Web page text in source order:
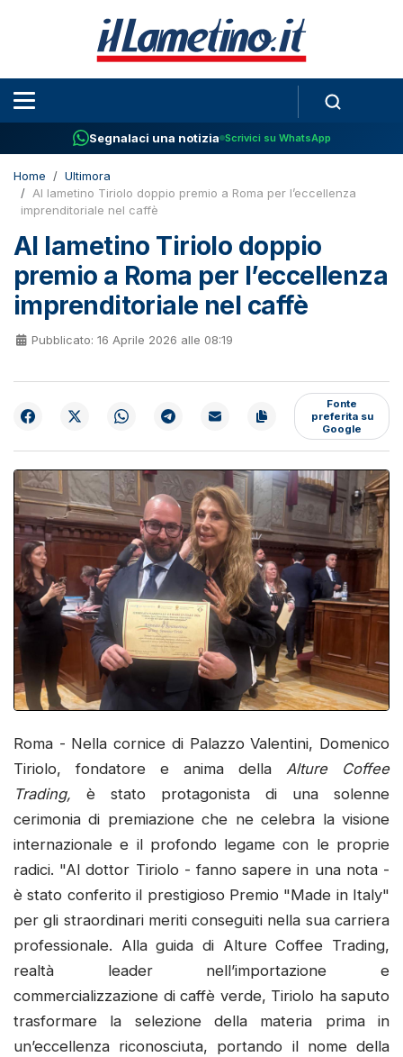
Segnalaci una notizia Scrivici su WhatsApp
Home
Ultimora
Al lametino Tiriolo doppio premio a Roma per l’eccellenza
imprenditoriale nel caffè
Al lametino Tiriolo doppio
premio a Roma per l’eccellenza
imprenditoriale nel caffè
Pubblicato: 16 Aprile 2026 alle 08:19
Fonte
preferita su
Google
Roma - Nella cornice di Palazzo Valentini, Domenico
Tiriolo, fondatore e anima della Alture Coffee
Trading, è stato protagonista di una solenne
cerimonia di premiazione che ne celebra la visione
internazionale e il profondo legame con le proprie
radici. "Al dottor Tiriolo - fanno sapere in una nota -
è stato conferito il prestigioso Premio "Made in Italy"
per gli straordinari meriti conseguiti nella sua carriera
professionale. Alla guida di Alture Coffee Trading,
realtà leader nell’importazione e
commercializzazione di caffè verde, Tiriolo ha saputo
trasformare la selezione della materia prima in
un’eccellenza riconosciuta, portando il nome della